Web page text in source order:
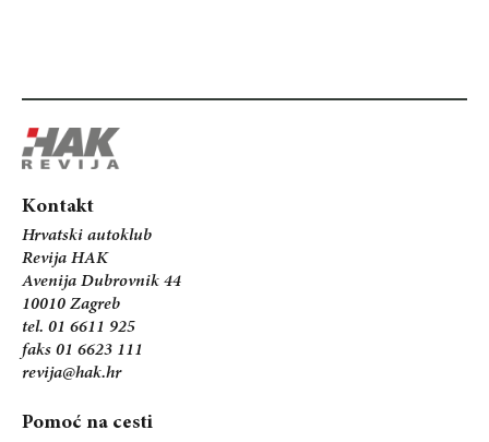
Kontakt
Hrvatski autoklub
Revija HAK
Avenija Dubrovnik 44
10010 Zagreb
tel. 01 6611 925
faks 01 6623 111
revija@hak.hr
Pomoć na cesti